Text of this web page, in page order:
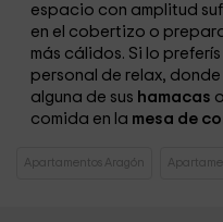
espacio con amplitud
en el cobertizo o
más cálidos. Si lo
personal de relax,
alguna de sus hamacas
comida en la mesa de
Apartamentos Aragón